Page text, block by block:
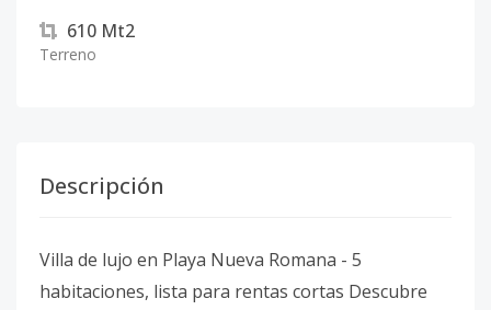
610 Mt2
Terreno
Descripción
Villa de lujo en Playa Nueva Romana - 5
habitaciones, lista para rentas cortas Descubre